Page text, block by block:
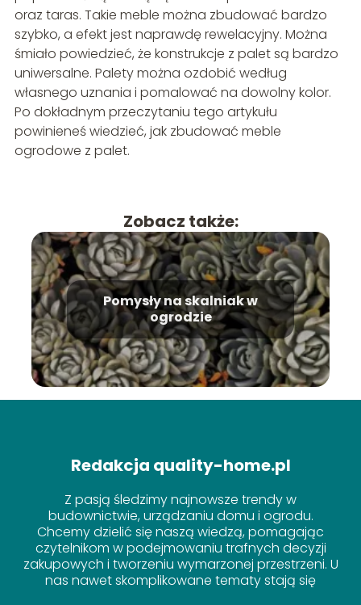
oraz taras. Takie meble można zbudować bardzo
szybko, a efekt jest naprawdę rewelacyjny. Można
śmiało powiedzieć, że konstrukcje z palet są bardzo
uniwersalne. Palety można ozdobić według
własnego uznania i pomalować na dowolny kolor.
Po dokładnym przeczytaniu tego artykułu
powinieneś wiedzieć, jak zbudować meble
ogrodowe z palet.
Zobacz także:
Pomysły na skalniak w
ogrodzie
Redakcja quality-home.pl
Z pasją śledzimy najnowsze trendy w
budownictwie, urządzaniu domu i ogrodu.
Chcemy dzielić się naszą wiedzą, pomagając
czytelnikom w podejmowaniu trafnych decyzji
zakupowych i tworzeniu wymarzonej przestrzeni. U
nas nawet skomplikowane tematy stają się